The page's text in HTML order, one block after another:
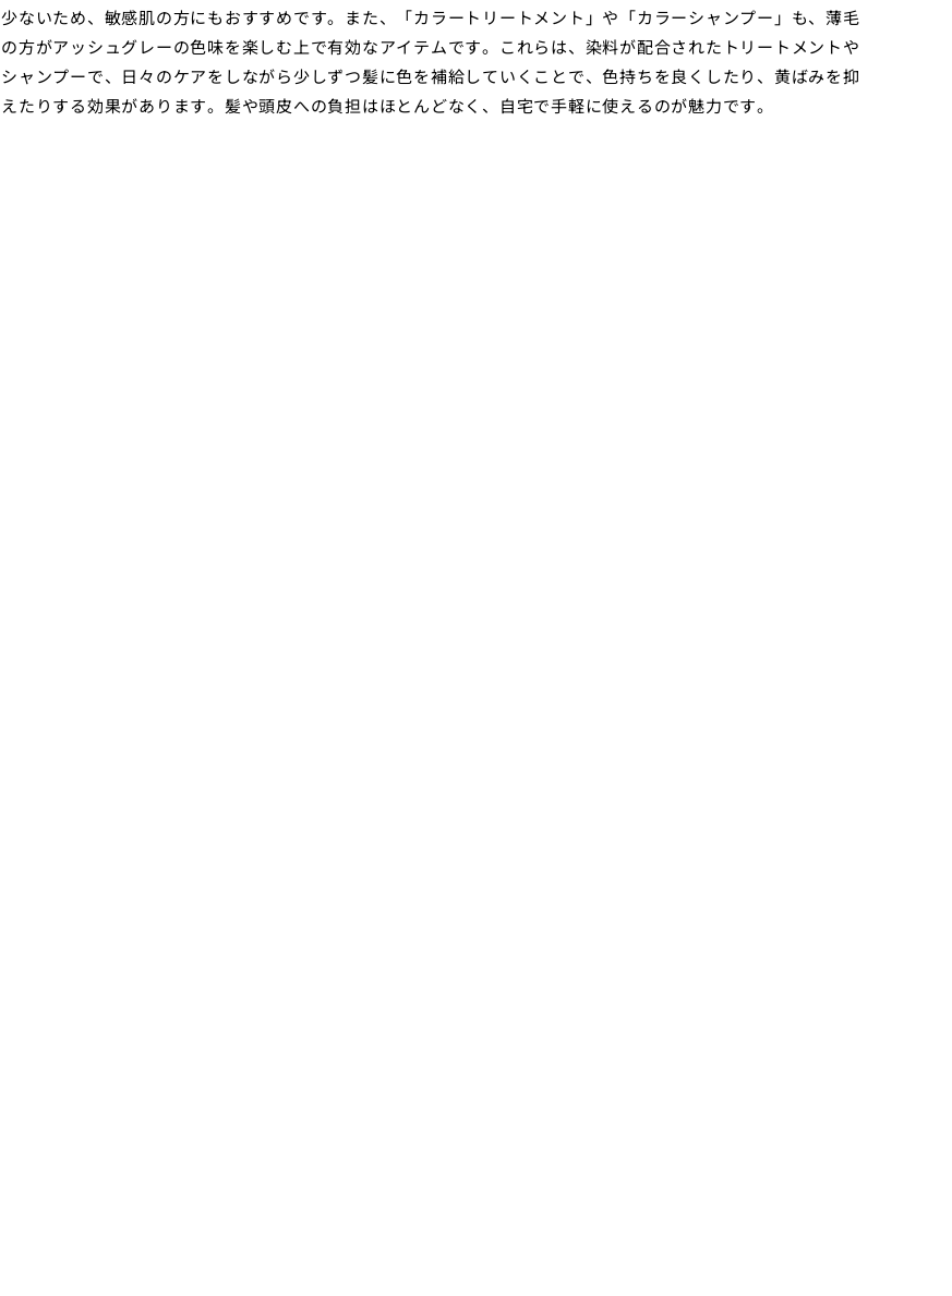
少ないため、敏感肌の方にもおすすめです。また、「カラートリートメント」や「カラーシャンプー」も、薄毛
の方がアッシュグレーの色味を楽しむ上で有効なアイテムです。これらは、染料が配合されたトリートメントや
シャンプーで、日々のケアをしながら少しずつ髪に色を補給していくことで、色持ちを良くしたり、黄ばみを抑
えたりする効果があります。髪や頭皮への負担はほとんどなく、自宅で手軽に使えるのが魅力です。